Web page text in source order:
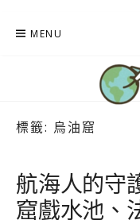
MENU
標籤: 烏油窟
航海人的守
窟戲水池、